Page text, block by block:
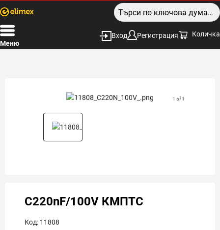
Меню
Вход Регистрация Количка
1 of 1
C220nF/100V КМПТС
Код: 11808